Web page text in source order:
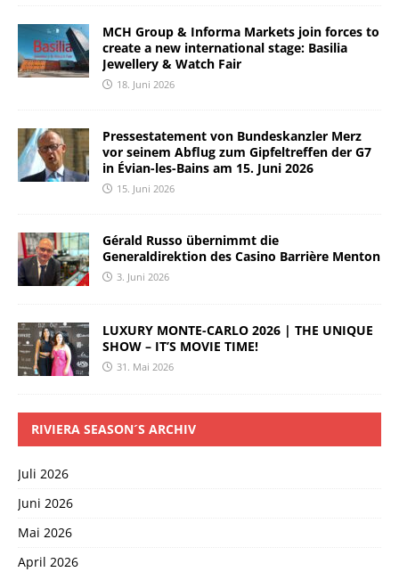
MCH Group & Informa Markets join forces to
create a new international stage: Basilia
Jewellery & Watch Fair
18. Juni 2026
Pressestatement von Bundeskanzler Merz
vor seinem Abflug zum Gipfeltreffen der G7
in Évian-les-Bains am 15. Juni 2026
15. Juni 2026
Gérald Russo übernimmt die
Generaldirektion des Casino Barrière Menton
3. Juni 2026
LUXURY MONTE-CARLO 2026 | THE UNIQUE
SHOW – IT’S MOVIE TIME!
31. Mai 2026
RIVIERA SEASON´S ARCHIV
Juli 2026
Juni 2026
Mai 2026
April 2026